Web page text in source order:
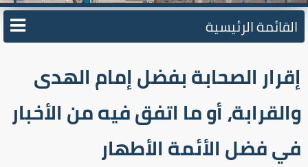
القائمة الرئيسية
إقرار الصحابة بفضل إمام الهدى
والقرابة، أو ما اتفق فيه من الأخبار
في فضل الأئمة الأطهار